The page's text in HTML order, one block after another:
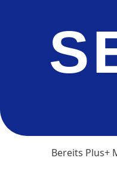
Bereits Plus+